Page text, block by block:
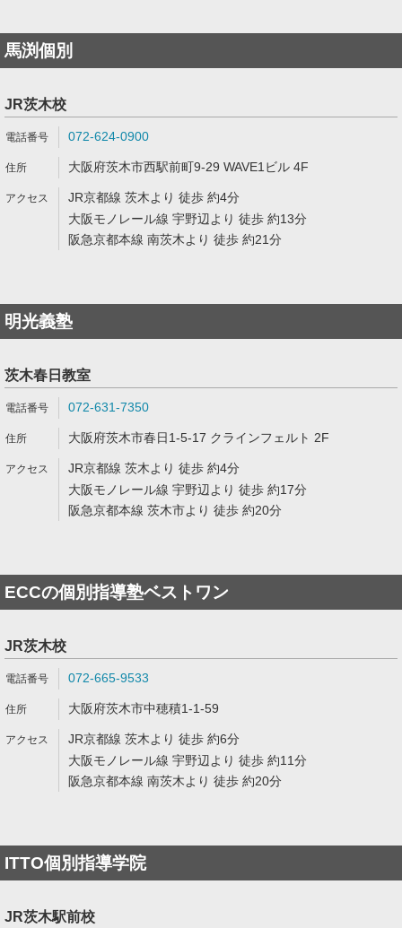
馬渕個別
JR茨木校
072-624-0900
大阪府茨木市西駅前町9-29 WAVE1ビル 4F
JR京都線 茨木より 徒歩 約4分
大阪モノレール線 宇野辺より 徒歩 約13分
阪急京都本線 南茨木より 徒歩 約21分
明光義塾
茨木春日教室
072-631-7350
大阪府茨木市春日1-5-17 クラインフェルト 2F
JR京都線 茨木より 徒歩 約4分
大阪モノレール線 宇野辺より 徒歩 約17分
阪急京都本線 茨木市より 徒歩 約20分
ECCの個別指導塾ベストワン
JR茨木校
072-665-9533
大阪府茨木市中穂積1-1-59
JR京都線 茨木より 徒歩 約6分
大阪モノレール線 宇野辺より 徒歩 約11分
阪急京都本線 南茨木より 徒歩 約20分
ITTO個別指導学院
JR茨木駅前校